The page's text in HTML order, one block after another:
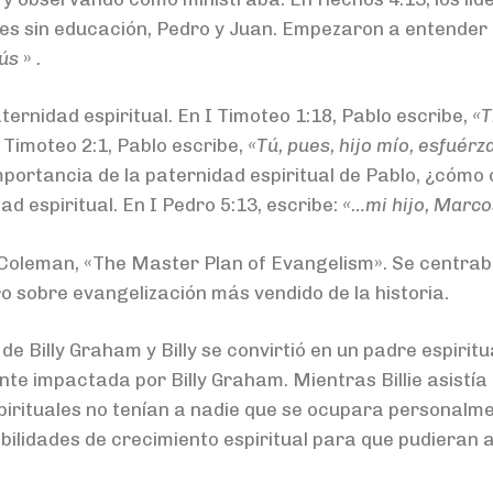
sin educación, Pedro y Juan. Empezaron a
» .
espiritual. En I Timoteo 1:18, Pablo escribe,
Timoteo 2:1, Pablo escribe, «Tú, pues, hijo mío,
de la paternidad espiritual de Pablo,
espiritual. En I Pedro 5:13, escribe: «…mi hijo,
«The Master Plan of Evangelism». Se
sobre evangelización más vendido de la historia.
Billy Graham y Billy se convirtió en un padre
impactada por Billy Graham. Mientras Billie
no tenían a nadie que se ocupara
de crecimiento espiritual para que pudieran